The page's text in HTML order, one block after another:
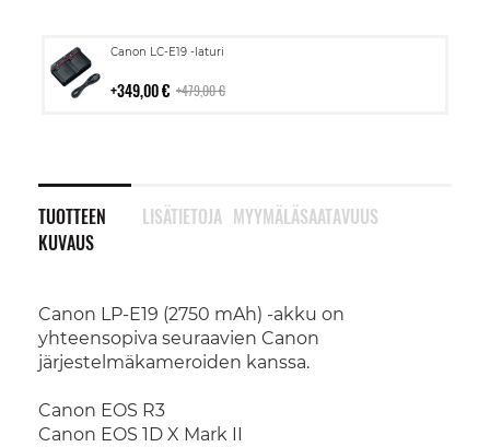
Canon LC-E19 -laturi
349,00 € 479,00 €
Lisää
TUOTTEEN
KUVAUS
Canon LP-E19 (2750 mAh) -akku on
yhteensopiva seuraavien Canon
järjestelmäkameroiden kanssa.
Canon EOS R3
Canon EOS 1D X Mark II
LISÄTIETOJA MYYMÄLÄSAATAVUUS